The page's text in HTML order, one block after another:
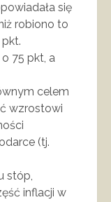
się
robiono to
75 pkt, a
celem
wzrostowi
(tj.
stóp,
inflacji w